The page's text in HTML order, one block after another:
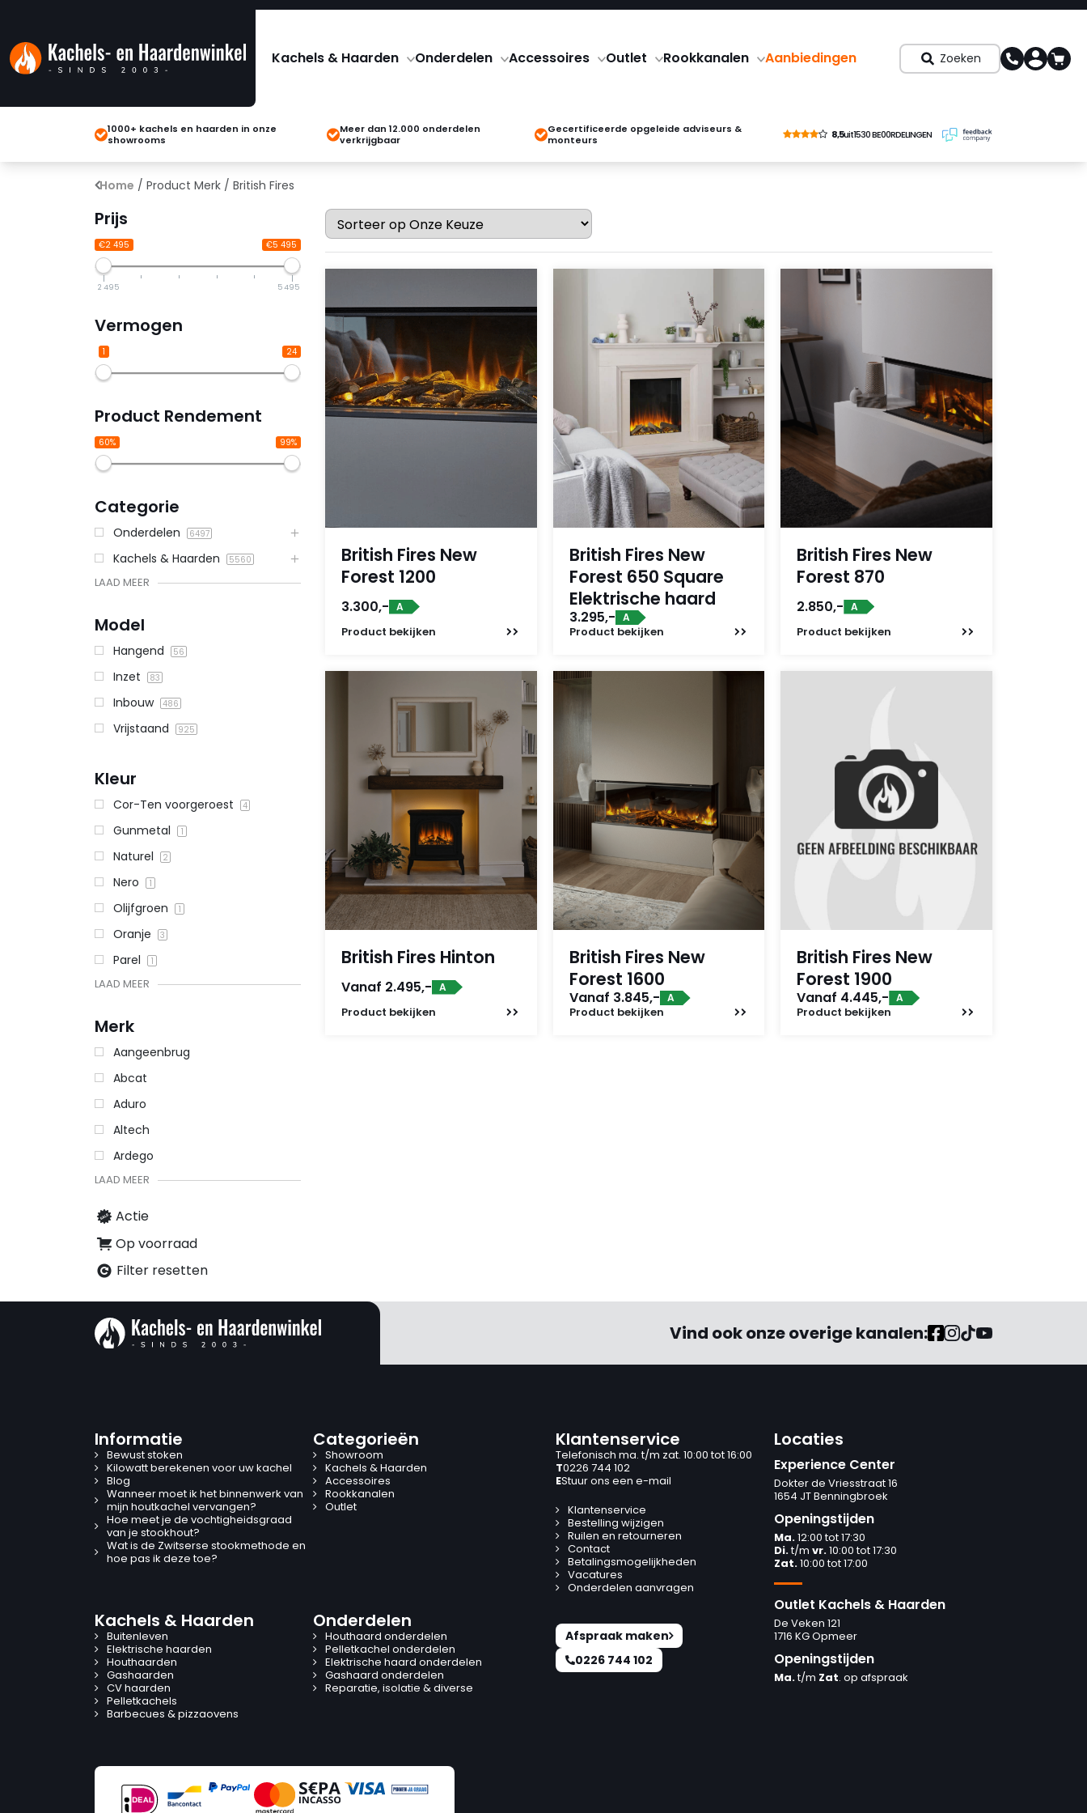
Kachels & Haarden Onderdelen Accessoires Outlet Rookkanalen Aanbiedingen Zoeken
1000+ kachels en haarden in onze
showrooms
Meer dan 12.000 onderdelen
verkrijgbaar
Gecertificeerde opgeleide adviseurs &
monteurs
8,5uit1530 BE00RDELINGEN
Home / Product Merk / British Fires
Prijs
€2 495 €5 495
2 495 5 495
Vermogen
1 24
Product Rendement
60% 99%
Categorie
Onderdelen 6497
Kachels & Haarden 5560
LAAD MEER
Model
Hangend 56
Inzet 83
Inbouw 486
Vrijstaand 925
Kleur
Cor-Ten voorgeroest 4
Gunmetal 1
Naturel 2
Nero 1
Olijfgroen 1
Oranje 3
Parel 1
LAAD MEER
Merk
Aangeenbrug
Abcat
Aduro
Altech
Ardego
LAAD MEER
Actie
Op voorraad
Filter resetten
British Fires New
Forest 1200
3.300,- A
Product bekijken
British Fires New
Forest 650 Square
Elektrische haard
3.295,- A
Product bekijken
British Fires New
Forest 870
2.850,- A
Product bekijken
British Fires Hinton
Vanaf 2.495,- A
Product bekijken
British Fires New
Forest 1600
Vanaf 3.845,- A
Product bekijken
British Fires New
Forest 1900
Vanaf 4.445,- A
Product bekijken
Vind ook onze overige kanalen:
Informatie
Bewust stoken
Kilowatt berekenen voor uw kachel
Blog
Wanneer moet ik het binnenwerk van
mijn houtkachel vervangen?
Hoe meet je de vochtigheidsgraad
van je stookhout?
Wat is de Zwitserse stookmethode en
hoe pas ik deze toe?
Categorieën
Showroom
Kachels & Haarden
Accessoires
Rookkanalen
Outlet
Kachels & Haarden
Buitenleven
Elektrische haarden
Houthaarden
Gashaarden
CV haarden
Pelletkachels
Barbecues & pizzaovens
Onderdelen
Houthaard onderdelen
Pelletkachel onderdelen
Elektrische haard onderdelen
Gashaard onderdelen
Reparatie, isolatie & diverse
Klantenservice
Telefonisch ma. t/m zat. 10:00 tot 16:00
T0226 744 102
EStuur ons een e-mail
Klantenservice
Bestelling wijzigen
Ruilen en retourneren
Contact
Betalingsmogelijkheden
Vacatures
Onderdelen aanvragen
Afspraak maken
0226 744 102
Locaties
Experience Center
Dokter de Vriesstraat 16
1654 JT Benningbroek
Openingstijden
Ma.12:00 tot 17:30
Di.t/m vr.10:00 tot 17:30
Zat.10:00 tot 17:00
Outlet Kachels & Haarden
De Veken 121
1716 KG Opmeer
Openingstijden
Ma.t/m Zat. op afspraak